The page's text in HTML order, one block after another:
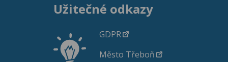
Užitečné odkazy
GDPR
Město Třeboň